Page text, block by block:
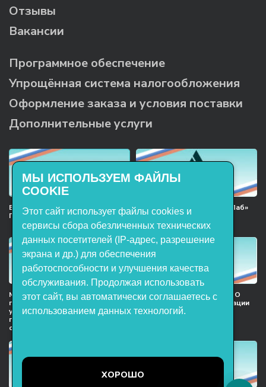
Отзывы
Вакансии
Программное обеспечение
Упрощённая система налогообложения
Оформление заказа и условия поставки
Дополнительные услуги
Включён в реестр Российского
ПО
Продукция НТП «ЭнергияЛаб»
включена в реестр
Минпромторга РФ
Мы в национальном союзе
предприятий индустрии
учебного оборудования и
поставщиков образовательных
организация
Сертификат участника ООО
НТП «ЭнергияЛаб» ассоциации
предприятий индустрии
МЫ ИСПОЛЬЗУЕМ ФАЙЛЫ
COOKIE
Этот сайт использует файлы cookies и
сервисы сбора обезличенных технических
данных посетителей (IP-адрес, разрешение
экрана и др.) для обеспечения
работоспособности и улучшения качества
обслуживания. Продолжая использовать
этот сайт, вы автоматически соглашаетесь с
использованием данных технологий.
ХОРОШО